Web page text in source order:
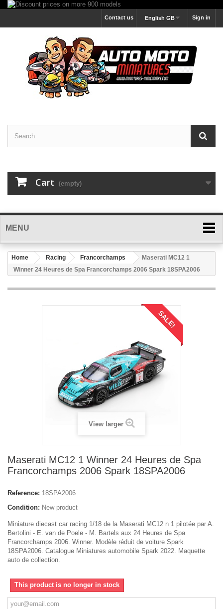
Sign in
English GB
Contact us
Cart (empty)
MENU
Home Racing Francorchamps
Maserati MC12 1
Winner 24 Heures de Spa Francorchamps 2006 Spark 18SPA2006
SALE!
View larger
Maserati MC12 1 Winner 24 Heures de Spa
Francorchamps 2006 Spark 18SPA2006
Reference: 18SPA2006
Condition: New product
Miniature diecast car racing 1/18 de la Maserati MC12 n 1 pilotée par A.
Bertolini - E. van de Poele - M. Bartels aux 24 Heures de Spa
Francorchamps 2006. Winner. Modèle réduit de voiture Spark
18SPA2006. Catalogue Miniatures automobile Spark 2022. Maquette
auto de collection.
This product is no longer in stock